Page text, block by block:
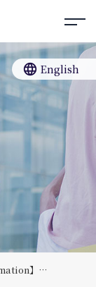
language English
【Scholarship Information】大塚敏美育英奨学財団奨学生募集について